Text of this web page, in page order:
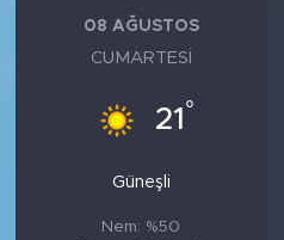
08 AĞUSTOS
CUMARTESI
21 °
Güneşli
Nem: %50
VİDEOLAR